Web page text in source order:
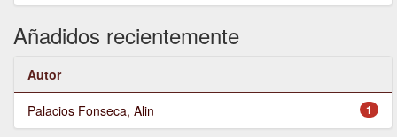
Añadidos recientemente
Autor
1
Palacios Fonseca, Alin